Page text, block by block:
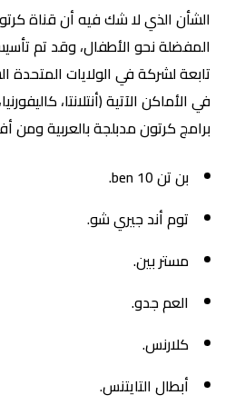
الشأن الذي لا شك فيه أن قناة
تابعة لشركة في الولايات المتحدة
في الأماكن الآتية (أنتلانتا،
برامج كرتون مدبلجة بالعربية ومن
بن تن ben 10.
توم أند جيري شو.
مستر بين.
العم جدو.
كلارنس.
أبطال التايتنس.